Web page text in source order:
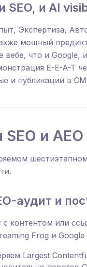
и AI
Экспертиза,
мощный
вебе, что и
E-E-A-T
и публикации в
и AEO
аудит и
контентом или
Frog и Google
Largest